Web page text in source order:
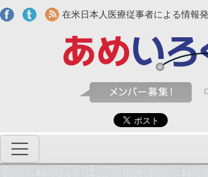
Skip to main content
在米日本人医療従事者による情報